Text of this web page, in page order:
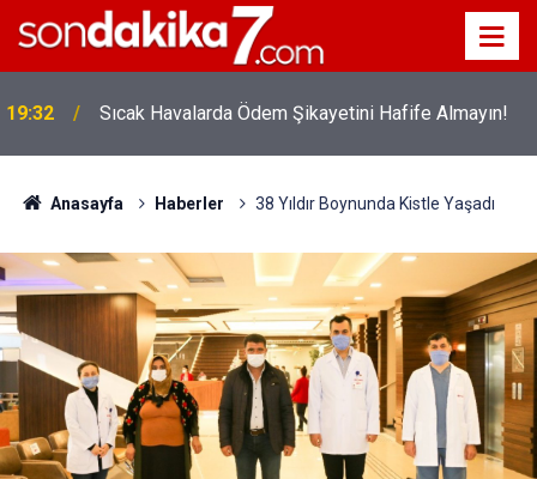
19:32 Sıcak Havalarda Ödem Şikayetini Hafife Almayın!
Anasayfa Haberler 38 Yıldır Boynunda Kistle Yaşadı